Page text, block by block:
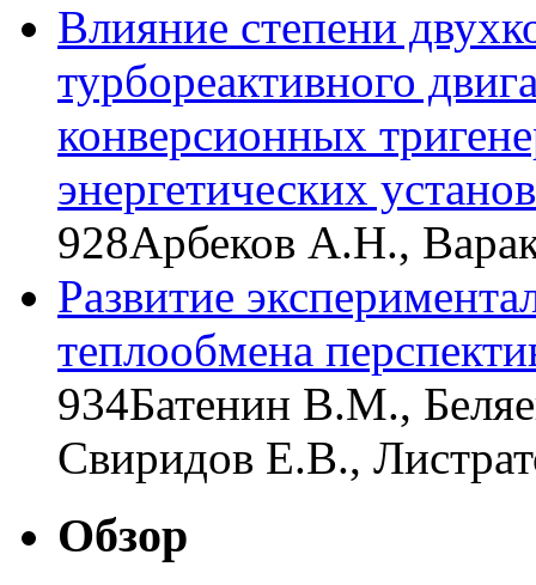
Влияние степени
турбореактивного
конверсионных
энергетических
928Арбеков А.Н.,
Развитие
теплообмена
934Батенин В.М.,
Свиридов Е.В.,
Обзор